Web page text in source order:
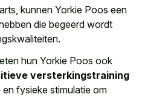
kunnen Yorkie Poos een
die begeerd wordt
.
hun Yorkie Poos ook
versterkingstraining
en fysieke stimulatie om